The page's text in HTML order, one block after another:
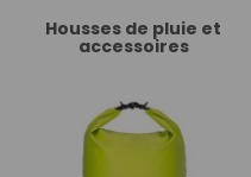
Housses de pluie et
accessoires